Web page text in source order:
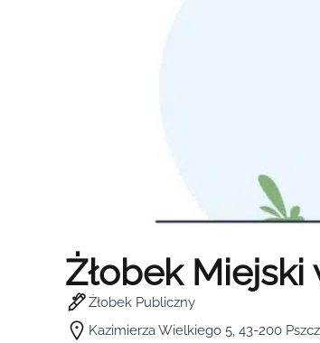
Żłobek Miejski
Żłobek Publiczny
Kazimierza Wielkiego 5, 43-200